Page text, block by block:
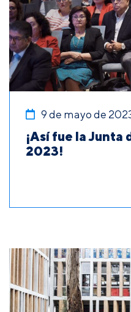
9 de mayo de
¡Así fue la
2023!